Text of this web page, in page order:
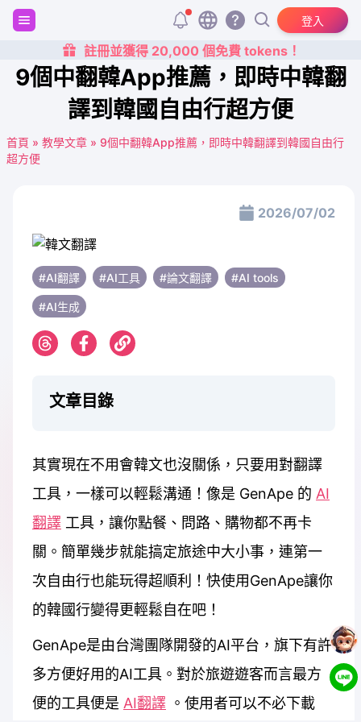
登入
註冊並獲得 20,000 個免費 tokens！
9個中翻韓App推薦，即時中韓翻
譯到韓國自由行超方便
首頁 » 教學文章 » 9個中翻韓App推薦，即時中韓翻譯到韓國自由行
超方便
2026/07/02
#AI翻譯 #AI工具 #論文翻譯 #AI tools
#AI生成
文章目錄
其實現在不用會韓文也沒關係，只要用對翻譯
工具，一樣可以輕鬆溝通！像是 GenApe 的 AI
翻譯 工具，讓你點餐、問路、購物都不再卡
關。簡單幾步就能搞定旅途中大小事，連第一
次自由行也能玩得超順利！快使用GenApe讓你
的韓國行變得更輕鬆自在吧！
GenApe是由台灣團隊開發的AI平台，旗下有許
多方便好用的AI工具。對於旅遊遊客而言最方
便的工具便是 AI翻譯 。使用者可以不必下載